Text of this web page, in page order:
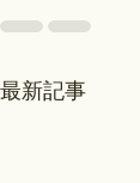
最新記事